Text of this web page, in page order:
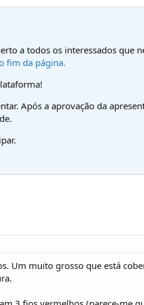
a todos os interessados que
fim da página.
Após a aprovação da
Um muito grosso que está